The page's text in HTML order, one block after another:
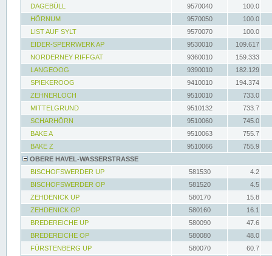
DAGEBÜLL 9570040
100.0
HÖRNUM
9570050
100.0
LIST AUF SYLT
9570070
100.0
EIDER-SPERRWERK AP
9530010
109.617
NORDERNEY RIFFGAT
9360010
159.333
LANGEOOG
9390010
182.129
SPIEKEROOG
9410010
194.374
ZEHNERLOCH
9510010
733.0
MITTELGRUND
9510132
733.7
SCHARHÖRN
9510060
745.0
BAKE A
9510063
755.7
BAKE Z
9510066
755.9
OBERE HAVEL-WASSERSTRASSE
BISCHOFSWERDER UP
581530
4.2
BISCHOFSWERDER OP
581520
4.5
ZEHDENICK UP
580170
15.8
ZEHDENICK OP
580160
16.1
BREDEREICHE UP
580090
47.6
BREDEREICHE OP
580080
48.0
FÜRSTENBERG UP
580070
60.7